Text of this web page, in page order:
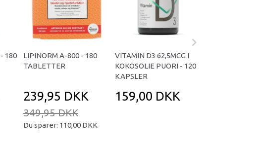
180
LIPINORM A-800 - 180
TABLETTER
239,95 DKK
349,95 DKK
Du sparer: 110,00 DKK
VITAMIN D3 62,5MCG I
KOKOSOLIE PUORI - 120
KAPSLER
159,00 DKK